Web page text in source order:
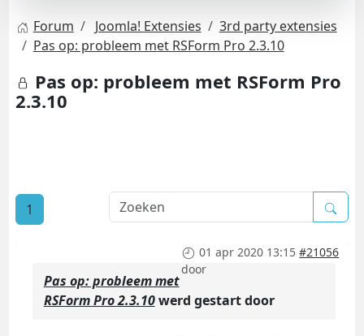
Forum Joomla! Extensies
3rd party extensies
Pas op: probleem met RSForm Pro 2.3.10
Pas op: probleem met RSForm Pro
2.3.10
1
01 apr 2020 13:15 #21056
door
Pas op: probleem met
RSForm Pro 2.3.10werd gestart door